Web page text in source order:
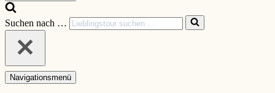
Suchen nach …
Navigationsmenü